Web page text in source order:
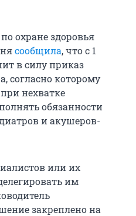
охране здоровья
сообщила, что с 1
в силу приказ
согласно которому
нехватке
обязанности
и акушеров-
или их
им
закреплено на